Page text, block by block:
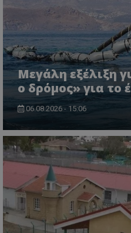
Μεγάλη εξέλιξη
ο δρόμος» για το
06.08.2026 - 15:06